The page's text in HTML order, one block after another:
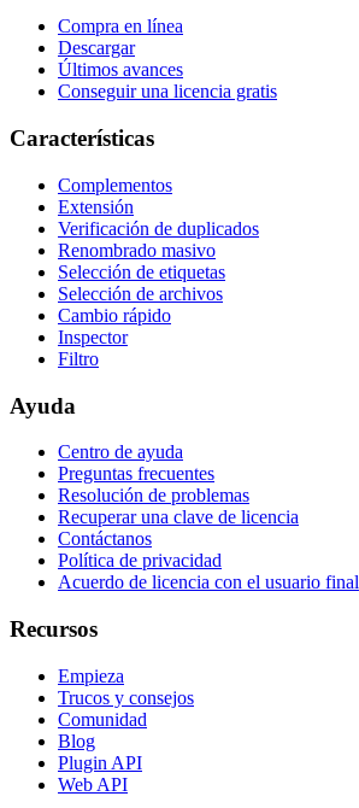
Compra en línea
Descargar
Últimos avances
Conseguir una licencia gratis
Características
Complementos
Extensión
Verificación de duplicados
Renombrado masivo
Selección de etiquetas
Selección de archivos
Cambio rápido
Inspector
Filtro
Ayuda
Centro de ayuda
Preguntas frecuentes
Resolución de problemas
Recuperar una clave de licencia
Contáctanos
Política de privacidad
Acuerdo de licencia con el usuario final
Recursos
Empieza
Trucos y consejos
Comunidad
Blog
Plugin API
Web API